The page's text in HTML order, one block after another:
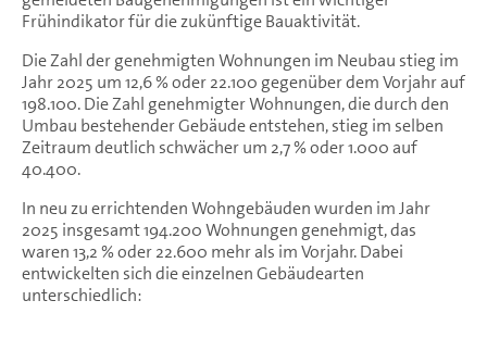
Frühindikator für die zukünftige Bauaktivität.
Die Zahl der genehmigten Wohnungen im Neubau stieg im
Jahr 2025 um 12,6 % oder 22.100 gegenüber dem Vorjahr auf
198.100. Die Zahl genehmigter Wohnungen, die durch den
Umbau bestehender Gebäude entstehen, stieg im selben
Zeitraum deutlich schwächer um 2,7 % oder 1.000 auf
40.400.
In neu zu errichtenden Wohngebäuden wurden im Jahr
2025 insgesamt 194.200 Wohnungen genehmigt, das
waren 13,2 % oder 22.600 mehr als im Vorjahr. Dabei
entwickelten sich die einzelnen Gebäudearten
unterschiedlich: